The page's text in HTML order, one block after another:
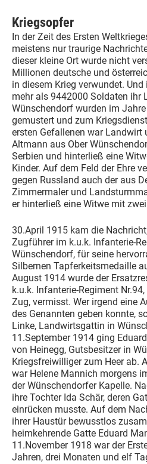
Kriegsopfer
In der Zeit des Ersten
meistens nur traurige
dieser kleine Ort wurde nicht
Millionen deutsche und
in diesem Krieg verwundet.
mehr als 9442000 Soldaten ihr
Wünschendorf wurden im
gemustert und zum
ersten Gefallenen war Landwirt
Altmann aus Ober
Serbien und hinterließ eine
Kinder. Auf dem Feld der Ehre
gegen Russland auch der aus
Zimmermaler und
er hinterließ eine Witwe mit
30.April 1915 kam die
Zugführer im k.u.k. Infanterie-
Wünschendorf, für seine
Silbernen Tapferkeitsmedaille
August 1914 wurde der
k.u.k. Infanterie-Regiment
Zug, vermisst. Wer irgend eine
des Genannten geben konnte,
Linke, Landwirtsgattin in
11.September 1914 ging
von Heinegg, Gutsbesitzer in
Kriegsfreiwilliger zum Heer ab.
war Helene Mannich morgens
der Wünschendorfer Kapelle.
ihre Tochter Ida Schär, deren
einrücken musste. Auf dem
ihrer Haustür bewusstlos
heimkehrende Gatte Eduard
11.November 1918 war der
Jahren, drei Monaten und elf